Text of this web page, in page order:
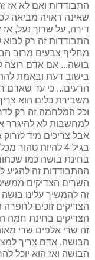
התבודדות ואם לא אז
שאינה ראויה מביאה
דירה, על שרוך נעל,
התבודדות זה רק לבוא
מחליף צבעים מרוב
בושה... אם אדם רוצה
בישוב דעת ובאמת
וכל המלחמה זה רק
למחשבות לא להיגרר
אבל צריכים מיד
בגיל 4 להיות
בחינת בושה כמו
ההתבודדות זה להגיע
השרים הצדיקים
זה להמשיך עלינו
הצדיקים זוכים
הצדיקים בחינת חמה
זה שרי אלפים שרי
הבושה, אדם צריך
הבושה ואז הוא יוכל